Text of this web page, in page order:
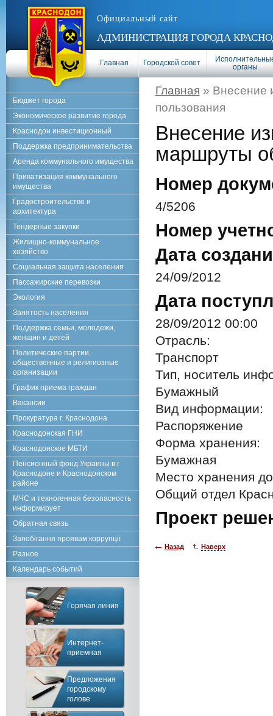
Официальный сайт
АДМИНИСТРАЦИЯ ГОРОДА
Главная Городской совет
органы
Главная » Внесение
пользования
Внесение
маршруты
Номер
4/5206
Номер
Дата
24/09/2012
Дата
28/09/2012 00:00
Отрасль:
Транспорт
Тип, носитель
Бумажный
Вид информации:
Распоряжение
Форма хранения:
Бумажная
Место хранения
Общий отдел
Проект
Назад Наверх
Бюджет города
Экономическое развитие города
Краснодон инвестиционный
Поддержка предпринимательства
Аренда коммунального имущества
Приватизация коммунального
имущества
Градостроительство и
архитектура
Тендерные закупки
Жилищно-коммунальное
хозяйство
Социальная защита населения
Пассажирские перевозки
Экология
Занятость населения
Поддержка семьи, молодежи,
женщин и детей
Политические партии,
общественные и религиозные
организации
График приема граждан
Вакансии
Прокуратура г. Краснодона
Краснодонская ГНИ
Краснодонское МБТИ
Пенсионный фонд Украины в г.
Краснодоне и Краснодонском
районе
МЧС и техногенная безопасность
информирует
Обратная связь
Запобігання проявам коррупції
Разное
Календарь событий
Горячая линия
Интернет-
приемная
Предложения
городскому
голове